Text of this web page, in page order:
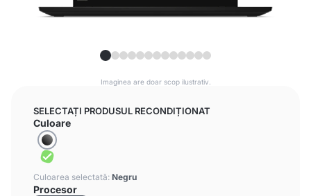
Imaginea are doar scop ilustrativ.
SELECTAȚI PRODUSUL RECONDIȚIONAT
Culoare
Culoarea selectată: Negru
Procesor